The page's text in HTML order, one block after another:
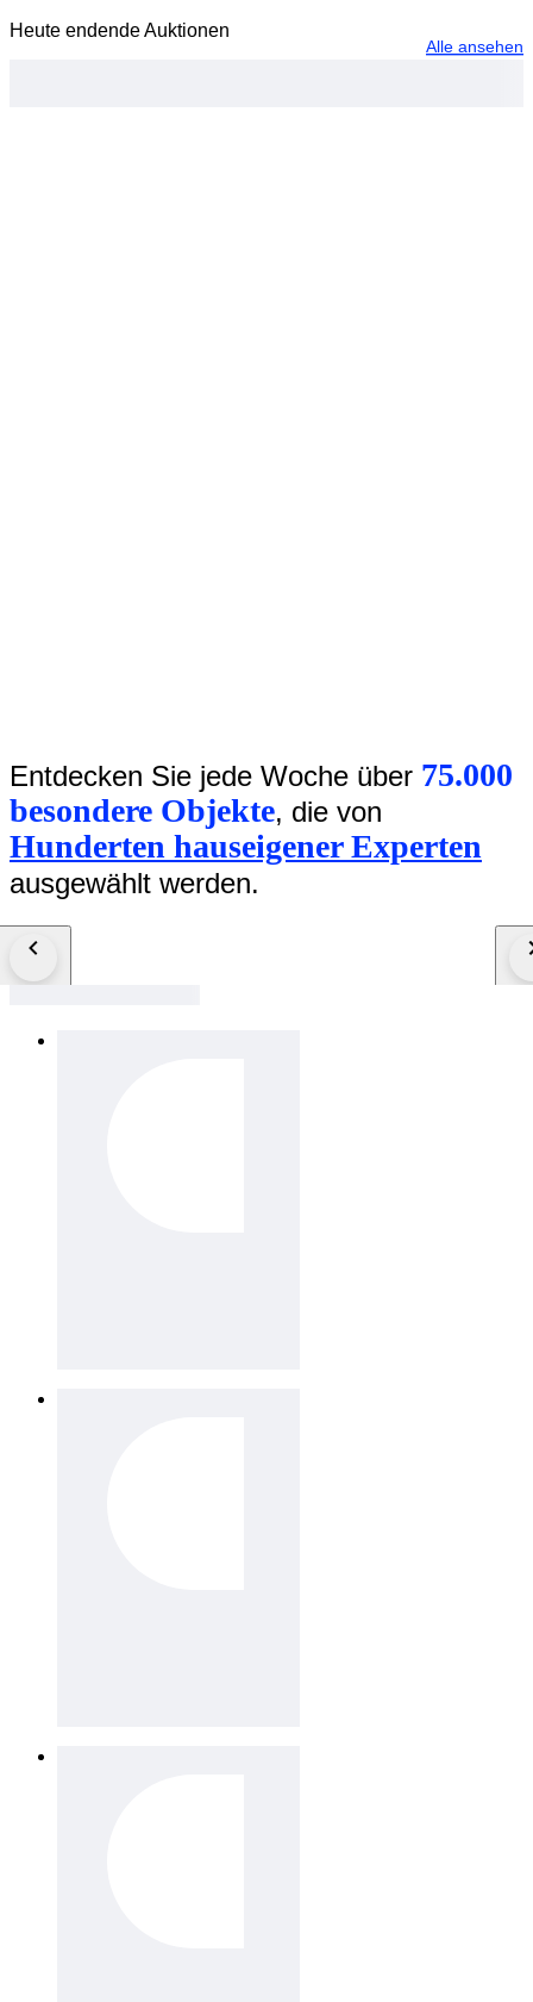
Heute endende Auktionen
Alle ansehen
Entdecken Sie jede Woche über 75.000
besondere Objekte, die von
Hunderten hauseigener Experten
ausgewählt werden.